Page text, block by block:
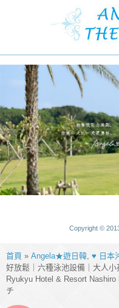
Copyright ©
首頁 » Angela★遊日韓, ♥ 日本
好放鬆｜六種泳池設備｜大人小
Ryukyu Hotel & Resort
チ